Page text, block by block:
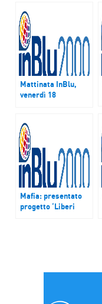
Mattinata InBlu,
venerdì 18
Mafia: presentato
progetto ‘Liberi